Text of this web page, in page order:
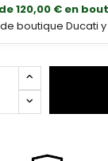
120,00 € en
boutique Ducati